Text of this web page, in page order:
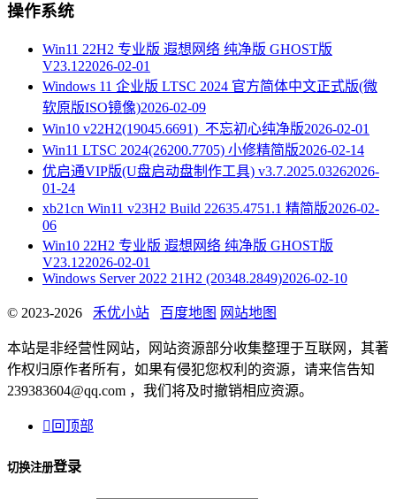
操作系统
Win11 22H2 专业版 遐想网络 纯净版 GHOST版
V23.122026-02-01
Windows 11 企业版 LTSC 2024 官方简体中文正式版(微
软原版ISO镜像)2026-02-09
Win10 v22H2(19045.6691)_不忘初心纯净版2026-02-01
Win11 LTSC 2024(26200.7705) 小修精简版2026-02-14
优启通VIP版(U盘启动盘制作工具) v3.7.2025.03262026-
01-24
xb21cn Win11 v23H2 Build 22635.4751.1 精简版2026-02-
06
Win10 22H2 专业版 遐想网络 纯净版 GHOST版
V23.122026-02-01
Windows Server 2022 21H2 (20348.2849)2026-02-10
© 2023-2026 禾优小站 百度地图 网站地图
本站是非经营性网站，网站资源部分收集整理于互联网，其著
作权归原作者所有，如果有侵犯您权利的资源，请来信告知
239383604@qq.com ，我们将及时撤销相应资源。
 回顶部
切换注册登录